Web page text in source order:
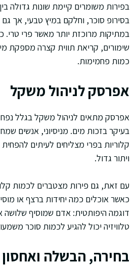
בפירות משומרים קיימת שונות גדולה
בסירופ סוכר, וחלקם במיץ טבעי, אך
במתיקות מרוכזת יותר מאשר פרי טרי.
שימורים, קריאת תווית קצרה מספקת
כמות פחמימות.
אפרסק לניהול משקל
אפרסק מתאים לניהול משקל בגלל נפח
בעיקר בזכות מים. מניסיוני, אנשים
קלוריות בפרי מצליחים לעיתים
ויתור גדול.
עם זאת, גם פירות מצטברים לכמות
כאשר אוכלים כמה יחידות ברצף או
דוגמה היפותטית: אדם שמוסיף שלושה
טלוויזיה יכול להגיע לכמות סוכר
בחירה, הבשלה ואחסון